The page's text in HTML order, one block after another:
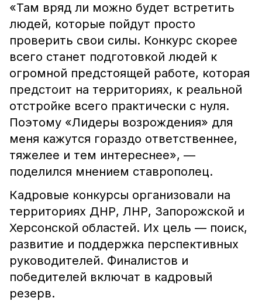
«Там вряд ли можно будет встретить
людей, которые пойдут просто
проверить свои силы. Конкурс скорее
всего станет подготовкой людей к
огромной предстоящей работе, которая
предстоит на территориях, к реальной
отстройке всего практически с нуля.
Поэтому «Лидеры возрождения» для
меня кажутся гораздо ответственнее,
тяжелее и тем интереснее», —
поделился мнением ставрополец.
Кадровые конкурсы организовали на
территориях ДНР, ЛНР, Запорожской и
Херсонской областей. Их цель — поиск,
развитие и поддержка перспективных
руководителей. Финалистов и
победителей включат в кадровый
резерв.